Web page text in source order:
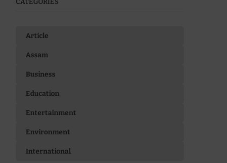
CATEGORIES
Article
Assam
Business
Education
Entertainment
Environment
International